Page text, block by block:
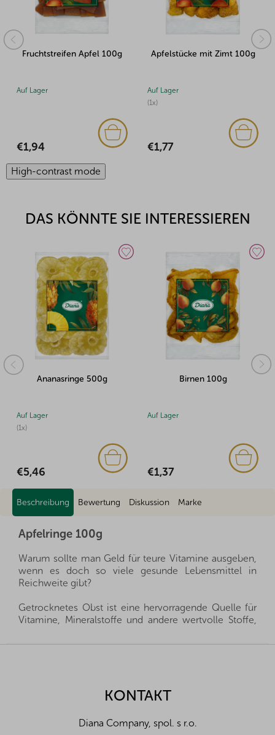
Fruchtstreifen Apfel 100g
Auf Lager
€1,94
Apfelstücke mit Zimt 100g
(1x)
Auf Lager
€1,77
High-contrast mode
DAS KÖNNTE SIE INTERESSIEREN
Ananasringe 500g
(1x)
Auf Lager
€5,46
Birnen 100g
Auf Lager
€1,37
Beschreibung Bewertung Diskussion Marke
Apfelringe 100g
Warum sollte man Geld für teure Vitamine ausgeben,
wenn es doch so viele gesunde Lebensmittel in
Reichweite gibt?
Getrocknetes Obst ist eine hervorragende Quelle für
Vitamine, Mineralstoffe und andere wertvolle Stoffe,
stellen können. Es ist eine gesunde Alternative zu
Wir importieren alle unsere Produkte direkt aus den
und des fairen Umgangs mit unseren Lieferanten sind
wir oft in der Lage, exklusive Vertretungen direkt von
KONTAKT
Diana Company, spol. s r.o.